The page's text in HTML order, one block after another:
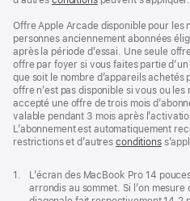
Offre Apple Arcade disponible pour les
personnes anciennement abonnées
après la période d’essai. Une seule
offre par foyer si vous faites partie
que soit le nombre d’appareils
offre n’est pas disponible si vous ou
accepté une offre de trois mois
valable pendant 3 mois après
L’abonnement est automatiquement
restrictions et d’autres conditions
Note
1.
L’écran des MacBook Pro 14
arrondis au sommet. Si l’on